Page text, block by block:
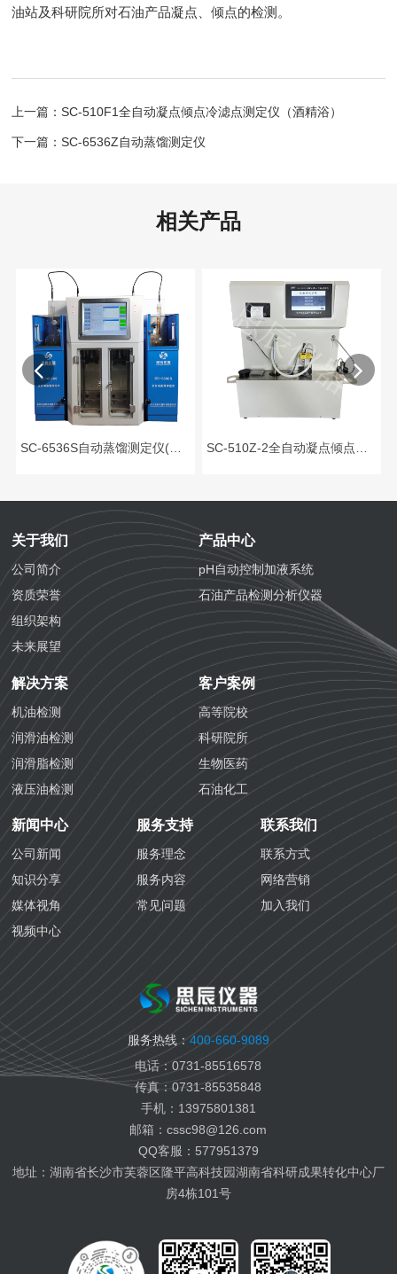
油站及科研院所对石油产品凝点、倾点的检测。
上一篇：SC-510F1全自动凝点倾点冷滤点测定仪（酒精浴）
下一篇：SC-6536Z自动蒸馏测定仪
相关产品
SC-6536S自动蒸馏测定仪(双管)
关于我们
公司简介
资质荣誉
组织架构
未来展望
产品中心
pH自动控制加液系统
石油产品检测分析仪器
解决方案
机油检测
润滑油检测
润滑脂检测
液压油检测
防冻液检测
防锈油检测
齿轮油检测
导热油检测
生物医药检测
国六汽油检测
国六柴油检测
变齿轮油检测
变压器油检测
纤膏缆膏检测
船用燃料油检测
客户案例
高等院校
科研院所
生物医药
石油化工
化学工业
航空铁路
海关质检
生态环境
新闻中心
公司新闻
知识分享
媒体视角
视频中心
服务支持
服务理念
服务内容
常见问题
联系我们
联系方式
网络营销
加入我们
服务热线： 400-660-9089
电话：0731-85516578
传真：0731-85535848
手机：13975801381
邮箱：cssc98@126.com
QQ客服：577951379
地址：湖南省长沙市芙蓉区隆平高科技园湖南省科研成果转化中心厂
房4栋101号